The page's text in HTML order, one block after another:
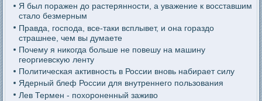
Я был поражен до растерянности, а уважение к восставшим
стало безмерным
Правда, господа, все-таки всплывет, и она гораздо
страшнее, чем вы думаете
Почему я никогда больше не повешу на машину
георгиевскую ленту
Политическая активность в России вновь набирает силу
Ядерный блеф России для внутреннего пользования
Лев Термен - похороненный заживо